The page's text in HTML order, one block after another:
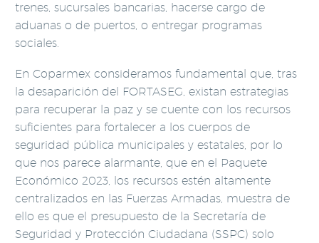
trenes, sucursales bancarias, hacerse cargo de
aduanas o de puertos, o entregar programas
sociales.
En Coparmex consideramos fundamental que, tras
la desaparición del FORTASEG, existan estrategias
para recuperar la paz y se cuente con los recursos
suficientes para fortalecer a los cuerpos de
seguridad pública municipales y estatales, por lo
que nos parece alarmante, que en el Paquete
Económico 2023, los recursos estén altamente
centralizados en las Fuerzas Armadas, muestra de
ello es que el presupuesto de la Secretaría de
Seguridad y Protección Ciudadana (SSPC) solo